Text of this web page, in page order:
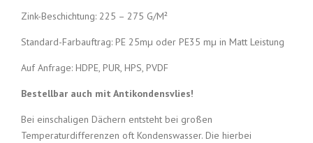
Zink-Beschichtung: 225 – 275 G/M²
Standard-Farbauftrag: PE 25mµ oder PE35 mµ in Matt Leistung
Auf Anfrage: HDPE, PUR, HPS, PVDF
Bestellbar auch mit Antikondensvlies!
Bei einschaligen Dächern entsteht bei großen
Temperaturdifferenzen oft Kondenswasser. Die hierbei